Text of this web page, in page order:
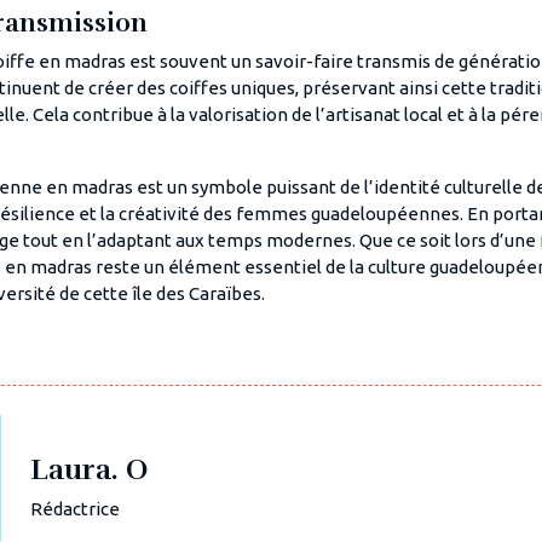
en madras est souvent un savoir-faire transmis de
de créer des coiffes uniques, préservant ainsi cette
Cela contribue à la valorisation de l’artisanat local et à la
en madras est un symbole puissant de l’identité culturelle
et la créativité des femmes guadeloupéennes. En
tout en l’adaptant aux temps modernes. Que ce soit lors d’une
madras reste un élément essentiel de la culture
de cette île des Caraïbes.
Laura. O
Rédactrice